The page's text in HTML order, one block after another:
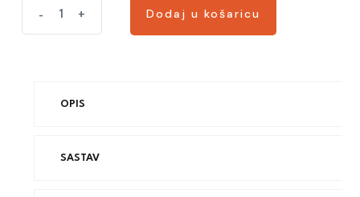
- + Dodaj u košaricu
OPIS
SASTAV